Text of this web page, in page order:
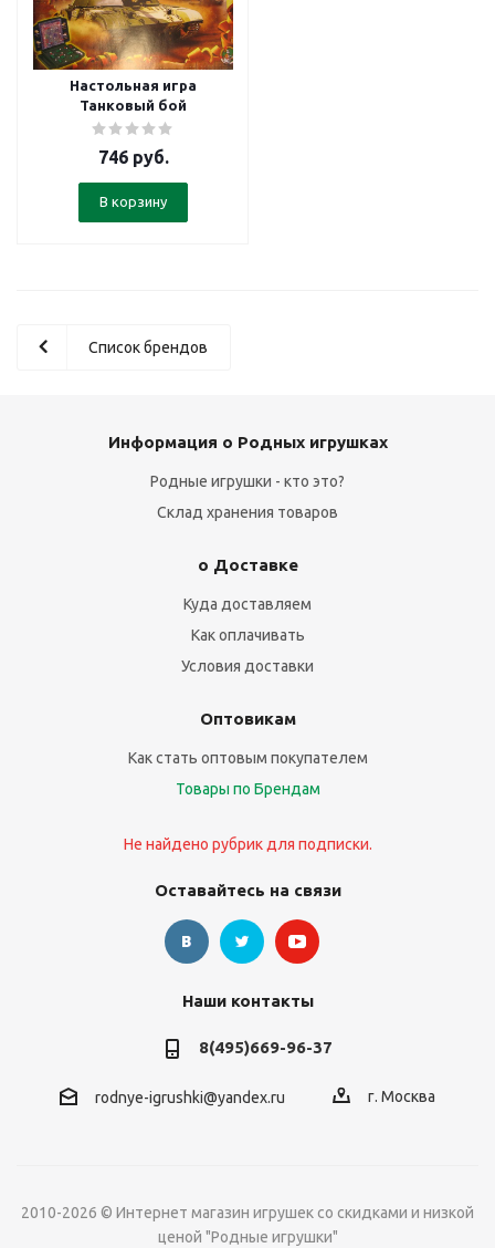
Настольная игра
Танковый бой
746руб.
В корзину
Список брендов
Информация о Родных игрушках
Родные игрушки - кто это?
Склад хранения товаров
о Доставке
Куда доставляем
Как оплачивать
Условия доставки
Оптовикам
Как стать оптовым покупателем
Товары по Брендам
Не найдено рубрик для подписки.
Оставайтесь на связи
Наши контакты
8(495)669-96-37
rodnye-igrushki@yandex.ru г. Москва
2010-2026 © Интернет магазин игрушек со скидками и низкой
ценой "Родные игрушки"